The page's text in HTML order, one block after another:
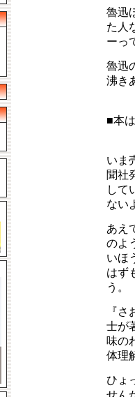
魯迅
た人
ーっ
魯迅
沸き
■本
いま
聞社
して
ない
あえ
のよ
いほ
はず
う。
『
士が
味の
体理
ひょ
せん